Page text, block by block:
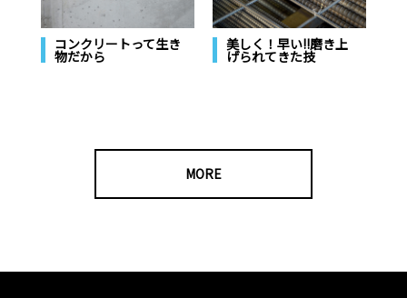
コンクリートって生き
物だから
美しく！早い!!磨き上
げられてきた技
MORE